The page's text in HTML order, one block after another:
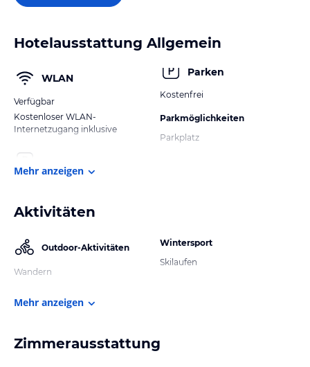
Hotelausstattung Allgemein
WLAN
Verfügbar
Kostenloser WLAN-
Internetzugang inklusive
Parken
Kostenfrei
Parkmöglichkeiten
Parkplatz
Mehr anzeigen
Aktivitäten
Outdoor-Aktivitäten
Wandern
Wintersport
Skilaufen
Mehr anzeigen
Zimmerausstattung